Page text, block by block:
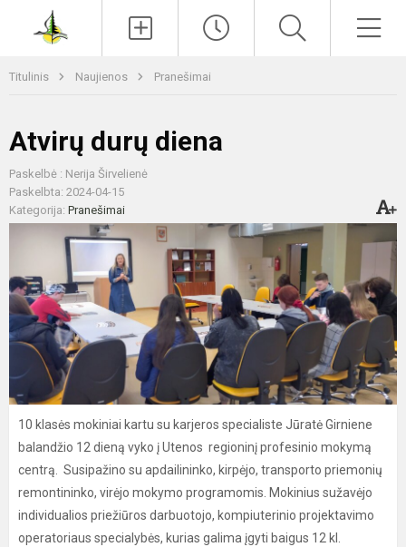
Titulinis Naujienos Pranešimai
Atvirų durų diena
Paskelbė : Nerija Širvelienė
Paskelbta: 2024-04-15
Kategorija: Pranešimai
10 klasės mokiniai kartu su karjeros specialiste Jūratė Girniene
balandžio 12 dieną vyko į Utenos regioninį profesinio mokymą
centrą. Susipažino su apdailininko, kirpėjo, transporto priemonių
remontininko, virėjo mokymo programomis. Mokinius sužavėjo
individualios priežiūros darbuotojo, kompiuterinio projektavimo
operatoriaus specialybės, kurias galima įgyti baigus 12 kl.